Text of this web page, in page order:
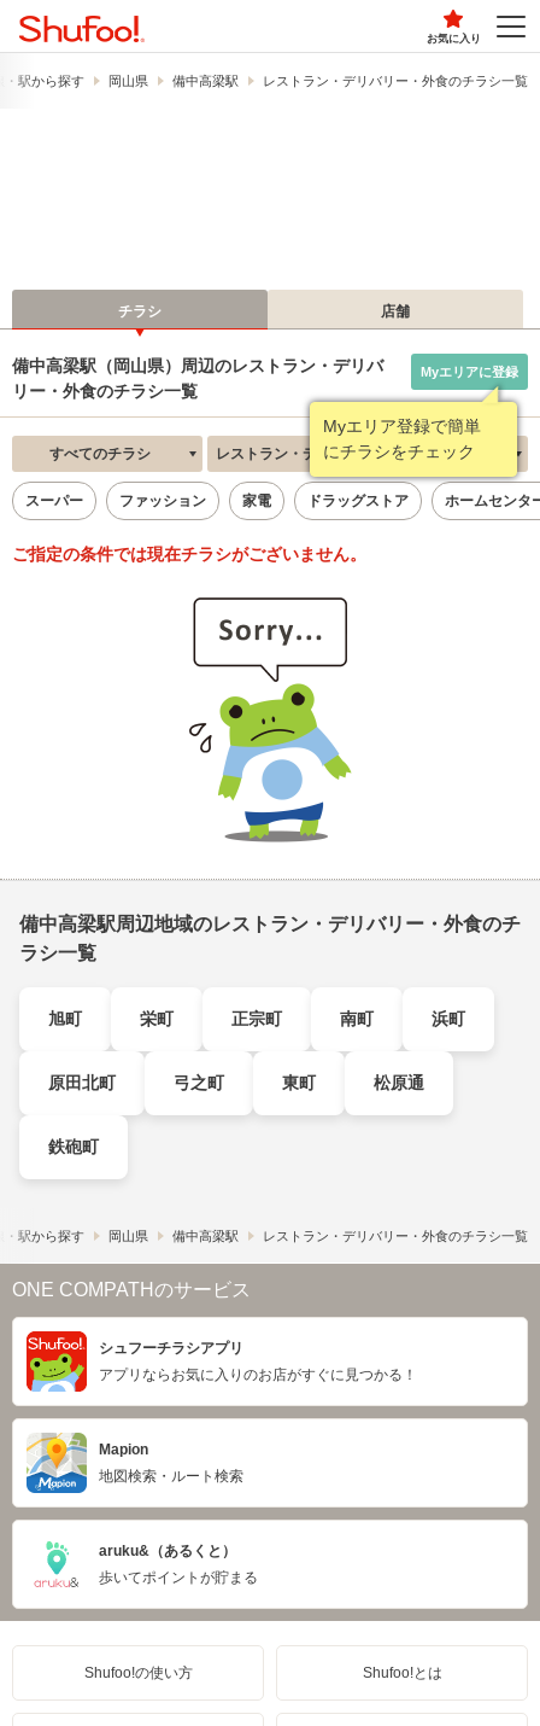
お気に入り
・駅から探す 岡山県 備中高梁駅 レストラン・デリバリー・外食のチラシ一覧
チラシ 店舗
備中高梁駅（岡山県）周辺のレストラン・デリバ
リー・外食のチラシ一覧
Myエリア登録で簡単
にチラシをチェック
Myエリアに登録
すべてのチラシ レストラン・デリバリー・外食 新着順
スーパー ファッション 家電 ドラッグストア ホームセンタ
ご指定の条件では現在チラシがございません。
備中高梁駅周辺地域のレストラン・デリバリー・外食のチ
ラシ一覧
旭町 栄町 正宗町 南町 浜町
原田北町 弓之町 東町 松原通
鉄砲町
・駅から探す 岡山県 備中高梁駅 レストラン・デリバリー・外食のチラシ一覧
ONE COMPATHのサービス
シュフーチラシアプリ
アプリならお気に入りのお店がすぐに見つかる！
Mapion
地図検索・ルート検索
aruku&（あるくと）
歩いてポイントが貯まる
Shufoo!の使い方 Shufoo!とは